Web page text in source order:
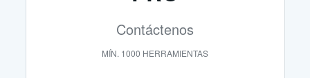
Contáctenos
MÍN. 1000 HERRAMIENTAS